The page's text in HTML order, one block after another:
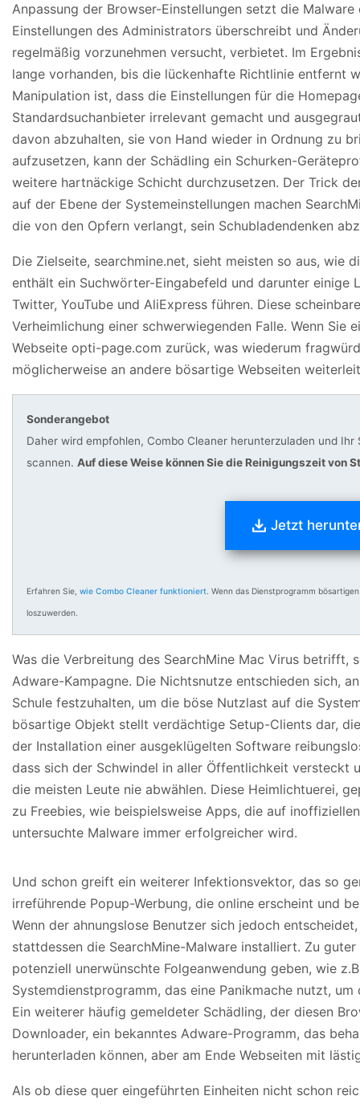
Anpassung der Browser-Einstellungen setzt die
Einstellungen des Administrators überschreibt und
regelmäßig vorzunehmen versucht, verbietet. Im
lange vorhanden, bis die lückenhafte Richtlinie entfernt
Manipulation ist, dass die Einstellungen für die
Standardsuchanbieter irrelevant gemacht und
davon abzuhalten, sie von Hand wieder in Ordnung zu
aufzusetzen, kann der Schädling ein Schurken-
weitere hartnäckige Schicht durchzusetzen. Der Trick
auf der Ebene der Systemeinstellungen machen
die von den Opfern verlangt, sein Schubladendenken
Die Zielseite, searchmine.net, sieht meisten so aus, wie
enthält ein Suchwörter-Eingabefeld und darunter einige
Twitter, YouTube und AliExpress führen. Diese
Verheimlichung einer schwerwiegenden Falle. Wenn
Webseite opti-page.com zurück, was wiederum
möglicherweise an andere bösartige Webseiten
Sonderangebot
Daher wird empfohlen, Combo Cleaner herunterzuladen und
scannen. Auf diese Weise können Sie die Reinigungszeit von
Jetzt
Erfahren Sie, wie Combo Cleaner funktioniert . Wenn das Dienstprogramm
loszuwerden.
Was die Verbreitung des SearchMine Mac Virus betrifft,
Adware-Kampagne. Die Nichtsnutze entschieden sich,
Schule festzuhalten, um die böse Nutzlast auf die
bösartige Objekt stellt verdächtige Setup-Clients dar,
der Installation einer ausgeklügelten Software
dass sich der Schwindel in aller Öffentlichkeit versteckt
die meisten Leute nie abwählen. Diese Heimlichtuerei,
zu Freebies, wie beispielsweise Apps, die auf
untersuchte Malware immer erfolgreicher wird.
Und schon greift ein weiterer Infektionsvektor, das so
irreführende Popup-Werbung, die online erscheint und
Wenn der ahnungslose Benutzer sich jedoch
stattdessen die SearchMine-Malware installiert. Zu
potenziell unerwünschte Folgeanwendung geben, wie
Systemdienstprogramm, das eine Panikmache nutzt,
Ein weiterer häufig gemeldeter Schädling, der diesen
Downloader, ein bekanntes Adware-Programm, das
herunterladen können, aber am Ende Webseiten mit
Als ob diese quer eingeführten Einheiten nicht schon